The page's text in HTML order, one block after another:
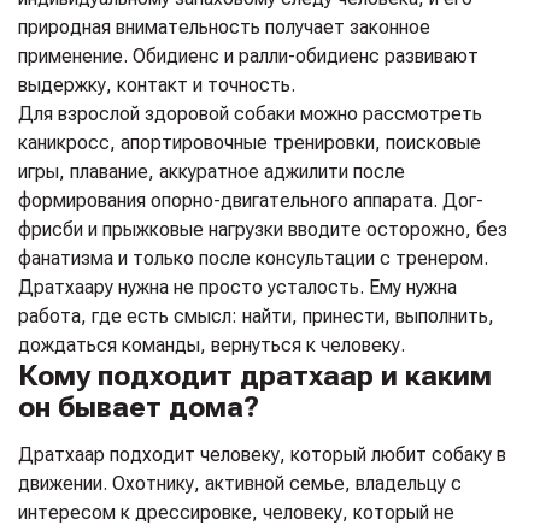
природная внимательность получает законное
применение. Обидиенс и ралли-обидиенс развивают
выдержку, контакт и точность.
Для взрослой здоровой собаки можно рассмотреть
каникросс, апортировочные тренировки, поисковые
игры, плавание, аккуратное аджилити после
формирования опорно-двигательного аппарата. Дог-
фрисби и прыжковые нагрузки вводите осторожно, без
фанатизма и только после консультации с тренером.
Дратхаару нужна не просто усталость. Ему нужна
работа, где есть смысл: найти, принести, выполнить,
дождаться команды, вернуться к человеку.
Кому подходит дратхаар и каким
он бывает дома?
Дратхаар подходит человеку, который любит собаку в
движении. Охотнику, активной семье, владельцу с
интересом к дрессировке, человеку, который не